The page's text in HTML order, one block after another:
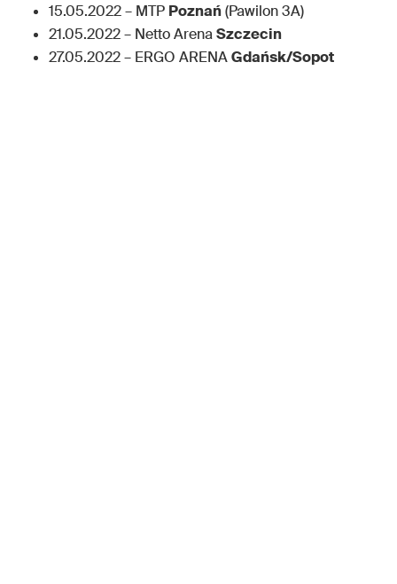
15.05.2022 – MTP Poznań(Pawilon 3A)
21.05.2022 – Netto ArenaSzczecin
27.05.2022 – ERGO ARENAGdańsk/Sopot